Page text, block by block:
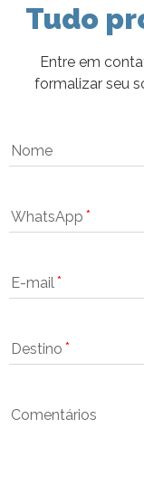
Tudo
Entre em
formalizar seu
Nome
WhatsApp
E-mail
Destino
Comentários